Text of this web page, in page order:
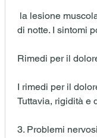
di notte. I sintomi
Rimedi per il
I rimedi per il
Tuttavia, rigidità e
3. Problemi nervosi